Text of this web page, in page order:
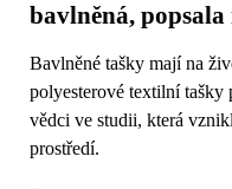
bavlněná, popsala
Bavlněné tašky mají na
polyesterové textilní tašky
vědci ve studii, která
prostředí.